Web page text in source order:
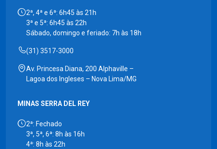
2ª, 4ª e 6ª: 6h45 às 21h
3ª e 5ª: 6h45 às 22h
Sábado, domingo e feriado: 7h às 18h
(31) 3517-3000
Av. Princesa Diana, 200 Alphaville –
Lagoa dos Ingleses – Nova Lima/MG
MINAS SERRA DEL REY
2ª: Fechado
3ª, 5ª, 6ª: 8h às 16h
4ª: 8h às 22h